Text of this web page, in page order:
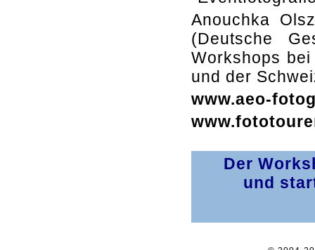
Anouchka
(Deutsche
Workshops
und der
www.aeo-
Der
und